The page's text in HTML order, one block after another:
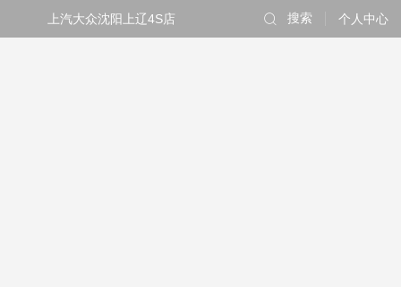
上汽大众沈阳上辽4S店 个人中心
搜索